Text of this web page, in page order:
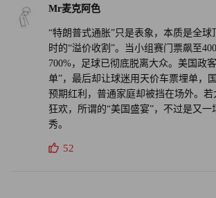
译者：刘进龙
审校：汪皓
Mr麦克阿色
“特朗普式通胀”只是表象，本质是全
时的“溢价收割”。当小组赛门票飙至
700%，足球已彻底脱离大众。美国政
单”，最后却让球迷用天价车票埋单，
预期红利，普通家庭却被挡在场外。
狂欢，所谓的“美国盛宴”，不过是又一
秀。
52